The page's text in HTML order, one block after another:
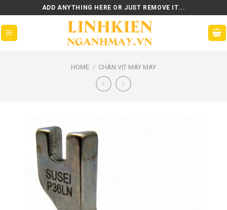
to
content
ADD ANYTHING HERE OR JUST REMOVE IT...
HOME / CHÂN VỊT MÁY MAY